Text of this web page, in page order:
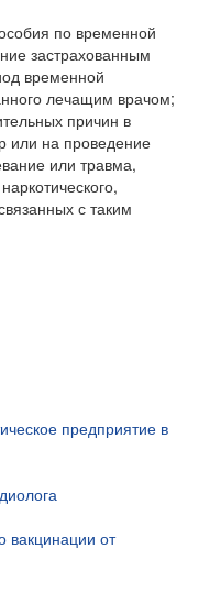
по временной
застрахованным
временной
лечащим врачом;
причин в
или на проведение
или травма,
с таким
предприятие в
вакцинации от